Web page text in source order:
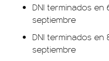
DNI terminados en
septiembre
DNI terminados en
septiembre